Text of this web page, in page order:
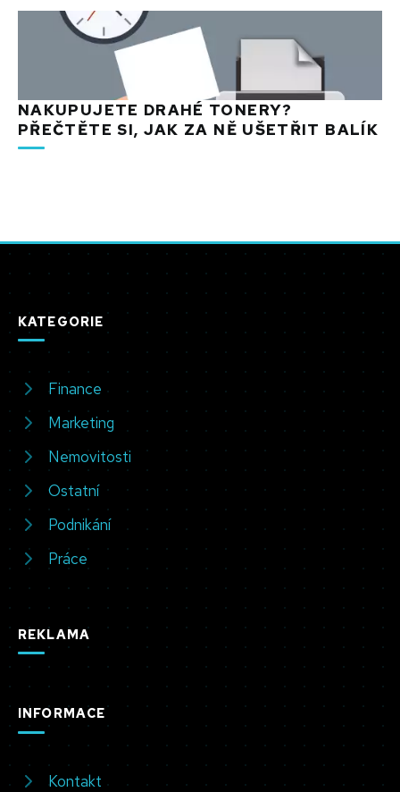
NAKUPUJETE DRAHÉ TONERY?
PŘEČTĚTE SI, JAK ZA NĚ UŠETŘIT BALÍK
KATEGORIE
Finance
Marketing
Nemovitosti
Ostatní
Podnikání
Práce
REKLAMA
INFORMACE
Kontakt